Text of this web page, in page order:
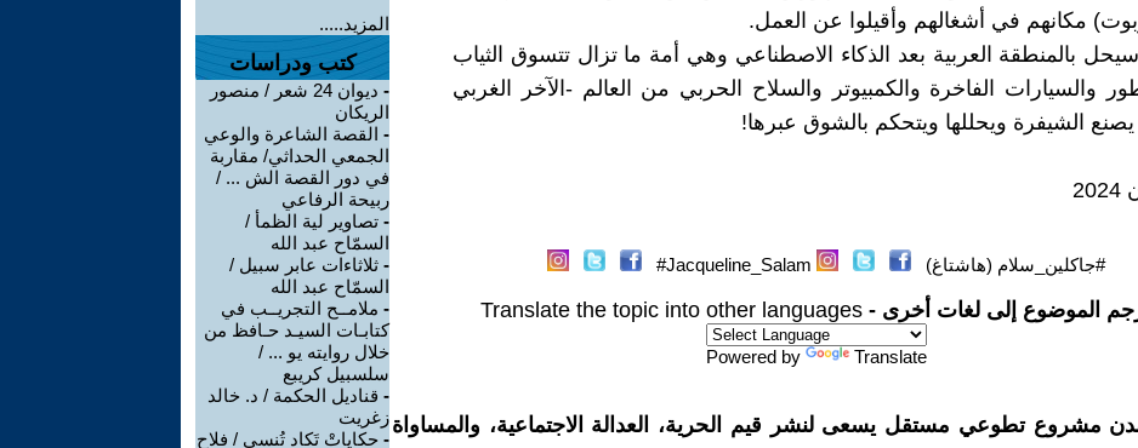
مكانهم في أشغالهم وأقيلوا عن العمل.
سيحل بالمنطقة العربية بعد الذكاء الاصطناعي وهي أمة ما تزال تتسوق الثياب
والسيارات الفاخرة والكمبيوتر والسلاح الحربي من العالم -الآخر الغربي
يصنع الشيفرة ويحللها ويتحكم بالشوق عبرها!
#جاكلين_سلام (هاشتاغ) Jacqueline_Salam#
الموضوع إلى لغات أخرى - Translate the topic into other languages
Powered by Translate
مشروع تطوعي مستقل يسعى لنشر قيم الحرية، العدالة الاجتماعية، والمساواة
المزيد.....
كتب ودراسات
-
ديوان 24 شعر / منصور
الريكان
- القصة الشاعرة والوعي
الجمعي الحداثي/ مقاربة
في دور القصة الش ... /
ربيحة الرفاعي
- تصاوير لية الظمأ /
السمّاح عبد الله
- ثلاثاءات عابر سبيل /
السمّاح عبد الله
- ملامــح التجريــب في
كتابـات السيـد حـافظ من
خلال روايته يو ... /
سلسبيل كريبع
- قناديل الحكمة / د. خالد
زغريت
- حكاياتْ تَكاد تُنسى / فلاح